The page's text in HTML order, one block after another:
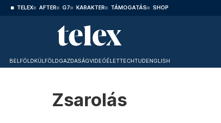
TELEX AFTER G7 KARAKTER TÁMOGATÁS SHOP
BELFÖLDKÜLFÖLDGAZDASÁGVIDEÓÉLETTECHTUDENGLISH
Zsarolás